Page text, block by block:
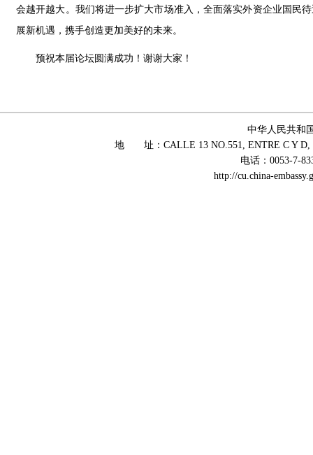
会越开越大。我们将进一步扩大市场准入，全面落实外资企业国民
展新机遇，携手创造更加美好的未来。
预祝本届论坛圆满成功！谢谢大家！
中华人民共和
地 址：CALLE 13 NO.551, ENTRE C Y D,
电话：0053-7-
http://cu.china-